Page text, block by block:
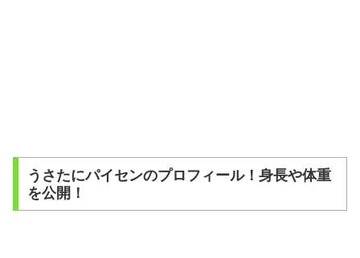
うさたにパイセンのプロフィール！身長や体重
を公開！